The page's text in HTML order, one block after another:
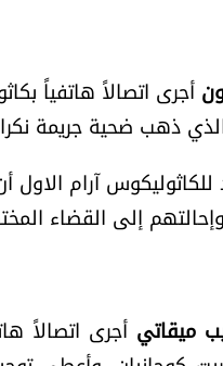
أجرى اتصالاً هاتفياً
الذي ذهب ضحية جريمة
آرام
إلى القضاء
ميقاتي أجرى اتصالاً